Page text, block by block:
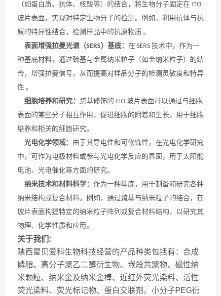
（如蛋白质、抗体、核酸等）的结合，将生物分子固定在 ITO
玻片表面，实现对特定生物分子的检测。例如，利用抗体与抗
原的特异性结合，检测样品中的抗原物质 。
表面增强拉曼光谱（SERS）基底： 在 SERS 技术中，作为一
种基底材料，通过巯基与金属纳米粒子（如金纳米粒子）的结
合，增强拉曼信号，从而提高对样品分子的检测灵敏度和特异
性 。
细胞培养和研究： 巯基修饰的 ITO 玻片表面可以通过与细胞
表面的某些分子相互作用，促进细胞的附着和生长，用于细胞
培养和相关的细胞研究。
光电化学领域： 由于其导电性和可修饰性，在光电化学研究
中，可作为电极材料或参与光电化学反应的界面，用于太阳能
电池、光电催化等方面的研究。
纳米技术和材料科学： 作为一种基底，用于制备和研究各种
纳米结构或复合材料。例如，通过巯基与纳米粒子的结合，在
玻片表面构建特定的纳米粒子阵列或复合材料结构，以研究其
物理、化学性质和应用。
关于我们:
陕西星贝爱科生物科技经营的产品种类包括有：合成
磷脂、高分子聚乙二醇衍生物、嵌段共聚物、磁性纳
米颗粒、纳米金及纳米金棒、近红外荧光染料、活性
荧光染料、荧光标记物、蛋白交联剂、小分子PEG衍